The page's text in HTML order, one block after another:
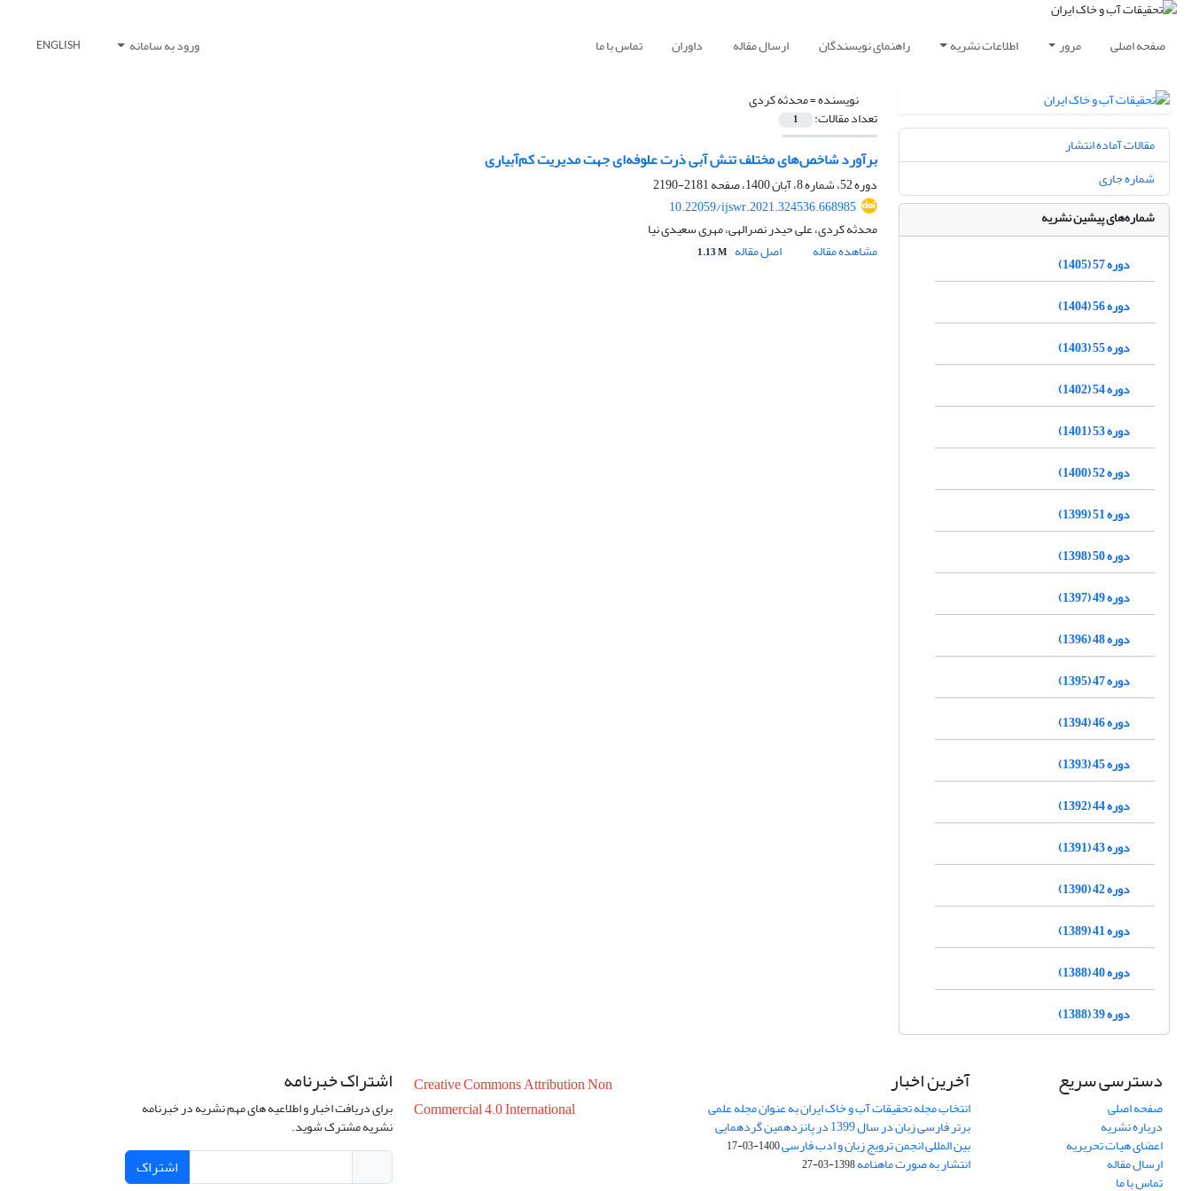
صفحه اصلی مرور اطلاعات نشریه راهنمای نویسندگان ارسال مقاله داوران تماس با ما ورود به سامانه ENGLISH
نویسنده =محدثه کردی
تعداد مقالات: 1
برآورد شاخص‌های مختلف تنش آبی ذرت علوفه‌ای جهت مدیریت کم‌آبیاری
دوره 52، شماره 8، آبان 1400، صفحه
2181-2190
10.22059/ijswr.2021.324536.668985
محدثه کردی، علی حیدر نصرالهی، مهری سعیدی نیا
مشاهده مقاله
اصل مقاله 1.13 M
مقالات آماده انتشار
شماره جاری
شماره‌های پیشین نشریه
دوره 57 (1405)
دوره 56 (1404)
دوره 55 (1403)
دوره 54 (1402)
دوره 53 (1401)
دوره 52 (1400)
دوره 51 (1399)
دوره 50 (1398)
دوره 49 (1397)
دوره 48 (1396)
دوره 47 (1395)
دوره 46 (1394)
دوره 45 (1393)
دوره 44 (1392)
دوره 43 (1391)
دوره 42 (1390)
دوره 41 (1389)
دوره 40 (1388)
دوره 39 (1388)
دسترسی سریع
صفحه اصلی
درباره نشریه
اعضای هیات تحریریه
ارسال مقاله
تماس با ما
آخرین اخبار
انتخاب مجله تحقیقات آب و خاک ایران به عنوان مجله علمی
برتر فارسی زبان در سال 1399 در پانزدهمین گردهمایی
بین المللی انجمن ترویج زبان و ادب فارسی1400-03-17
انتشار به صورت ماهنامه1398-03-27
Creative Commons Attribution Non
Commercial 4.0 International
اشتراک خبرنامه
برای دریافت اخبار و اطلاعیه های مهم نشریه در خبرنامه
نشریه مشترک شوید.
اشتراک